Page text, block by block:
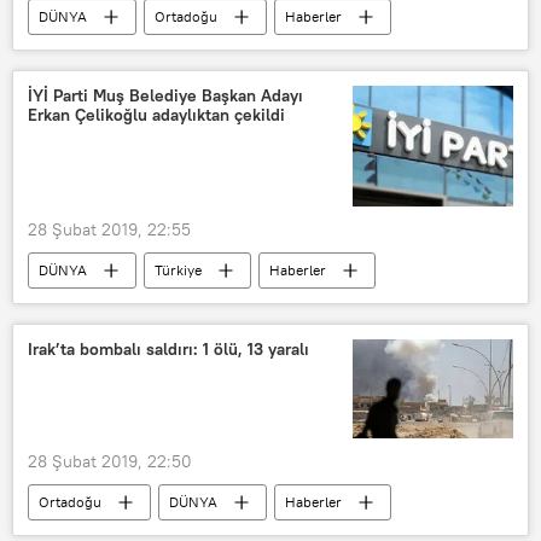
DÜNYA Ortadoğu
Haberler
POLİTİKA
Suriye
Geir O. Pedersen
Birleşmiş Milletler (BM)
İYİ Parti Muş Belediye Başkan Adayı
Erkan Çelikoğlu adaylıktan çekildi
28 Şubat 2019, 22:55
DÜNYA Türkiye
Haberler
TÜRKİYE
Muş
Erhan Çelikoğlu
İYİ Parti
Irak’ta bombalı saldırı: 1 ölü, 13 yaralı
28 Şubat 2019, 22:50
Ortadoğu DÜNYA
Haberler